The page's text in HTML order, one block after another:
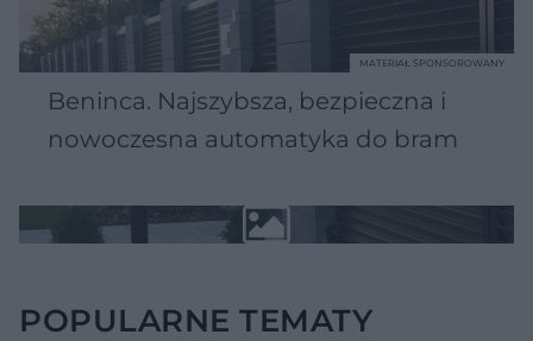
Beninca. Najszybsza, bezpieczna i
nowoczesna automatyka do bram
MATERIAŁ SPONSOROWANY
POPULARNE TEMATY